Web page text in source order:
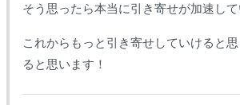
そう思ったら本当に引き寄せが加速して
これからもっと引き寄せしていけると
ると思います！